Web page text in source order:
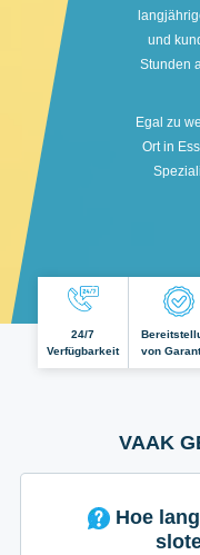
und
Stunden
Egal zu
Ort in
24/7
Verfügbarkeit
von
VAAK